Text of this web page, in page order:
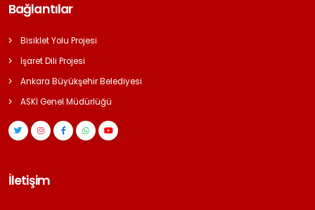
Bağlantılar
Bisiklet Yolu Projesi
İşaret Dili Projesi
Ankara Büyükşehir Belediyesi
ASKİ Genel Müdürlüğü
İletişim